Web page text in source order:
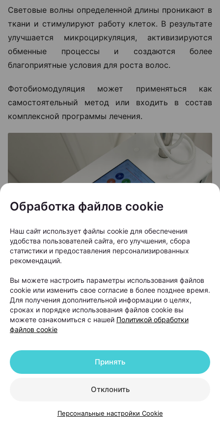
Световые волны определенной длины проникают в
ткани и стимулируют работу клеток. В результате
улучшается микроциркуляция, активизируются
обменные процессы и создаются более
благоприятные условия для роста волос.
Фотобиомодуляция может применяться как
самостоятельный метод или входить в состав
комплексной программы лечения.
«Светолечение абсолютно безболезненно. Многие
пациенты во время процедуры расслабляются, а
некоторые даже засыпают», —говорит врач.
Рост волос — процесс медленный. Однако первые
изменения многие пациенты замечают уже через
появляется так называемый пушок — новые
Обработка файлов cookie
Наш сайт использует файлы cookie для обеспечения
удобства пользователей сайта, его улучшения, сбора
статистики и предоставления персонализированных
рекомендаций.
Вы можете настроить параметры использования файлов
cookie или изменить свое согласие в более позднее время.
Для получения дополнительной информации о целях,
сроках и порядке использования файлов cookie вы
можете ознакомиться с нашей Политикой обработки
файлов cookie
Отклонить
Принять
Персональные настройки Cookie